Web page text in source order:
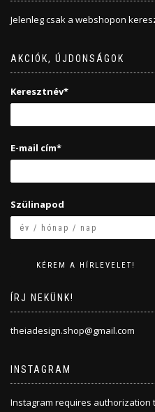
Jelenleg csak a webshopon
AKCIÓK, ÚJDONSÁGOK
Keresztnév*
E-mail cím*
Szülinapod
ÍRJ NEKÜNK!
theiadesign.shop@gmail.com
INSTAGRAM
Instagram requires authorization